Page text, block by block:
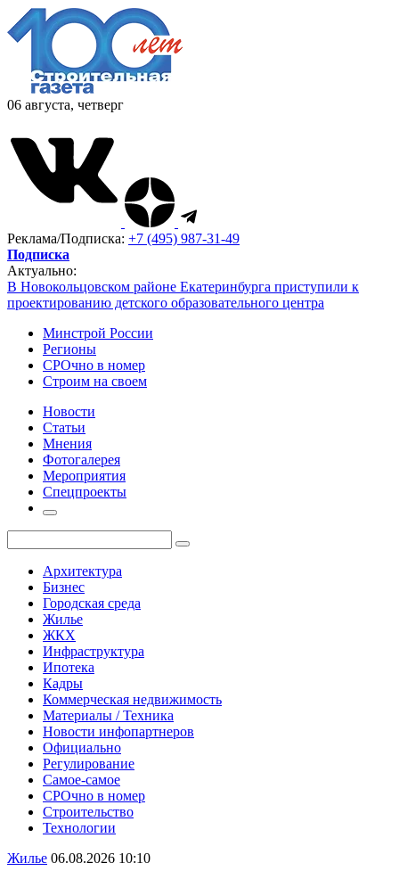
06 августа, четверг
Реклама/Подписка: +7 (495) 987-31-49
Подписка
Актуально:
В Новокольцовском районе Екатеринбурга приступили к
проектированию детского образовательного центра
Минстрой России
Регионы
СРОчно в номер
Строим на своем
Новости
Статьи
Мнения
Фотогалерея
Мероприятия
Спецпроекты
Архитектура
Бизнес
Городская среда
Жилье
ЖКХ
Инфраструктура
Ипотека
Кадры
Коммерческая недвижимость
Материалы / Техника
Новости инфопартнеров
Официально
Регулирование
Самое-самое
СРОчно в номер
Строительство
Технологии
Жилье 06.08.2026 10:10